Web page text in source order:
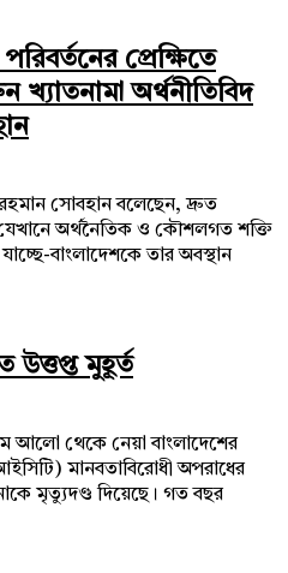
প্রেক্ষিতে
অর্থনীতিবিদ
সোবহান বলেছেন, দ্রুত
যেখানে অর্থনৈতিক ও কৌশলগত শক্তি
বাংলাদেশকে তার অবস্থান
উত্তপ্ত মুহূর্ত
নেয়া বাংলাদেশের
মানবতাবিরোধী অপরাধের
মৃত্যুদণ্ড দিয়েছে। গত বছর